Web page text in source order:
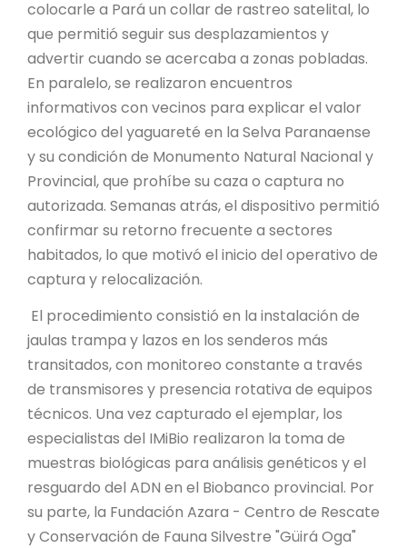
colocarle a Pará un collar de rastreo satelital, lo
que permitió seguir sus desplazamientos y
advertir cuando se acercaba a zonas pobladas.
En paralelo, se realizaron encuentros
informativos con vecinos para explicar el valor
ecológico del yaguareté en la Selva Paranaense
y su condición de Monumento Natural Nacional y
Provincial, que prohíbe su caza o captura no
autorizada. Semanas atrás, el dispositivo permitió
confirmar su retorno frecuente a sectores
habitados, lo que motivó el inicio del operativo de
captura y relocalización.
El procedimiento consistió en la instalación de
jaulas trampa y lazos en los senderos más
transitados, con monitoreo constante a través
de transmisores y presencia rotativa de equipos
técnicos. Una vez capturado el ejemplar, los
especialistas del IMiBio realizaron la toma de
muestras biológicas para análisis genéticos y el
resguardo del ADN en el Biobanco provincial. Por
su parte, la Fundación Azara - Centro de Rescate
y Conservación de Fauna Silvestre "Güirá Oga"